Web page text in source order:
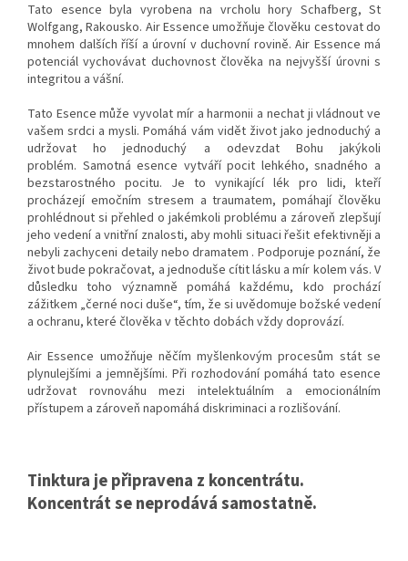
Tato esence byla vyrobena na vrcholu hory Schafberg, St
Wolfgang, Rakousko. Air Essence umožňuje člověku cestovat do
mnohem dalších říší a úrovní v duchovní rovině. Air Essence má
potenciál vychovávat duchovnost člověka na nejvyšší úrovni s
integritou a vášní.
Tato Esence může vyvolat mír a harmonii a nechat ji vládnout ve
vašem srdci a mysli. Pomáhá vám vidět život jako jednoduchý a
udržovat ho jednoduchý a odevzdat Bohu jakýkoli
problém. Samotná esence vytváří pocit lehkého, snadného a
bezstarostného pocitu. Je to vynikající lék pro lidi, kteří
procházejí emočním stresem a traumatem, pomáhají člověku
prohlédnout si přehled o jakémkoli problému a zároveň zlepšují
jeho vedení a vnitřní znalosti, aby mohli situaci řešit efektivněji a
nebyli zachyceni detaily nebo dramatem . Podporuje poznání, že
život bude pokračovat, a jednoduše cítit lásku a mír kolem vás. V
důsledku toho významně pomáhá každému, kdo prochází
zážitkem „černé noci duše“, tím, že si uvědomuje božské vedení
a ochranu, které člověka v těchto dobách vždy doprovází.
Air Essence umožňuje něčím myšlenkovým procesům stát se
plynulejšími a jemnějšími. Při rozhodování pomáhá tato esence
udržovat rovnováhu mezi intelektuálním a emocionálním
přístupem a zároveň napomáhá diskriminaci a rozlišování.
Tinktura je připravena z koncentrátu.
Koncentrát se neprodává samostatně.